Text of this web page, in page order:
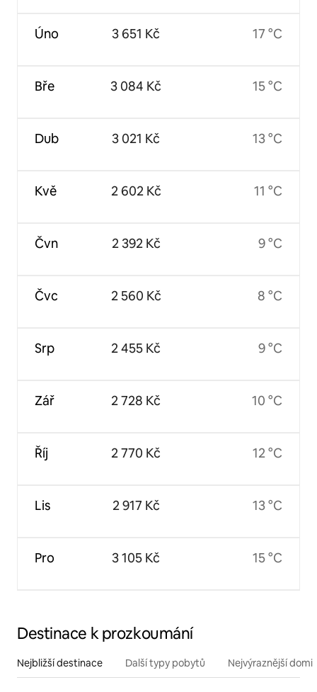
Úno
Bře
Dub
Kvě
Čvn
Čvc
Srp
Zář
Říj
Lis
Pro
3 651 Kč
3 084 Kč
3 021 Kč
2 602 Kč
2 392 Kč
2 560 Kč
2 455 Kč
2 728 Kč
2 770 Kč
2 917 Kč
3 105 Kč
17 °C
15 °C
13 °C
11 °C
9 °C
8 °C
9 °C
10 °C
12 °C
13 °C
15 °C
Destinace k prozkoumání
Nejbližší destinace Další typy pobytů Nejvýraznější